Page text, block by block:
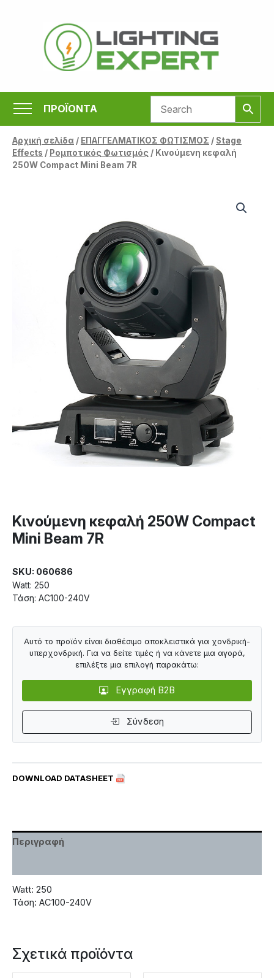
περιεχόμενο
ΠΡΟΪΟΝΤΑ
Αρχική σελίδα/ ΕΠΑΓΓΕΛΜΑΤΙΚΟΣ ΦΩΤΙΣΜΟΣ / Stage
Effects / Ρομποτικός Φωτισμός / Κινούμενη κεφαλή
250W Compact Mini Beam 7R
Κινούμενη κεφαλή 250W Compact
Mini Beam 7R
SKU: 060686
Watt: 250
Τάση: AC100-240V
DOWNLOAD DATASHEET
Αυτό το προϊόν είναι διαθέσιμο αποκλειστικά για χονδρική-
υπερχονδρική. Για να δείτε τιμές ή να κάνετε μια αγορά,
επιλέξτε μια επιλογή παρακάτω:
Εγγραφή B2B
Σύνδεση
Περιγραφή
Watt: 250
Τάση: AC100-240V
Σχετικά προϊόντα